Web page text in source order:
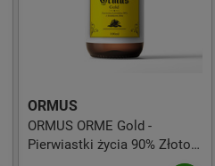
ORMUS
ORMUS ORME Gold -
Pierwiastki życia 90% Złoto